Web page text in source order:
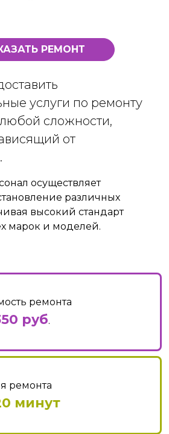
РЕМОНТ
услуги по ремонту
сложности,
от
осуществляет
различных
высокий стандарт
марок и моделей.
ремонта
руб.
ремонта
минут